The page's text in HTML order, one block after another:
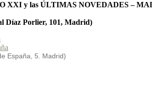
XXI y las ÚLTIMAS NOVEDADES –
Díaz Porlier, 101, Madrid)
España, 5. Madrid)